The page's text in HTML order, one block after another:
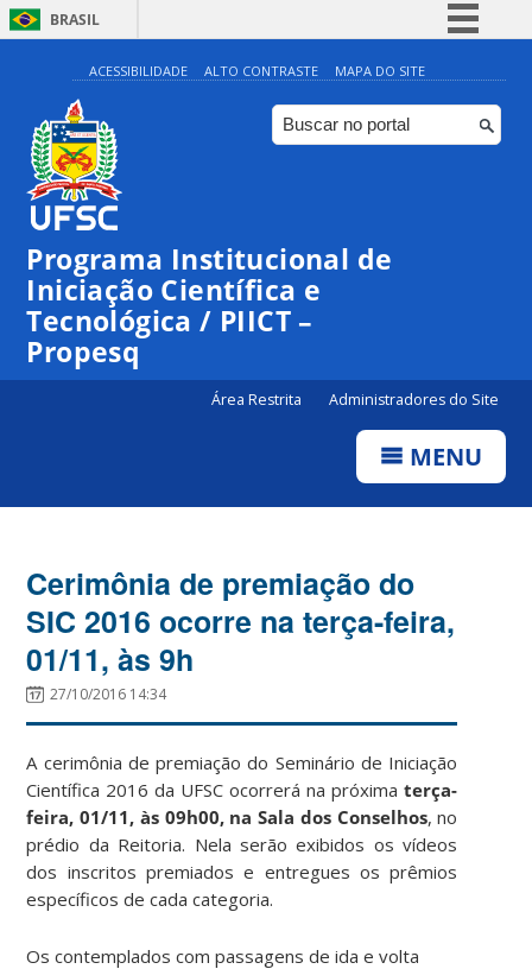
BRASIL
Simplifique!
Comunica BR
Participe
Canais
ACESSIBILIDADE ALTO CONTRASTE MAPA DO SITE
Programa Institucional de
Iniciação Científica e
Tecnológica / PIICT –
Propesq
Área Restrita Administradores do Site
MENU
Cerimônia de premiação do
SIC 2016 ocorre na terça-feira,
01/11, às 9h
27/10/2016 14:34
A cerimônia de premiação do Seminário de Iniciação
Científica 2016 da UFSC ocorrerá na próximaterça-
feira, 01/11, às 09h00, na Sala dos Conselhos, no
prédio da Reitoria. Nela serão exibidos os vídeos
dos inscritos premiados e entregues os prêmios
específicos de cada categoria.
Os contemplados com passagens de ida e volta